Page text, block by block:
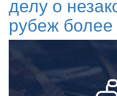
рубеж